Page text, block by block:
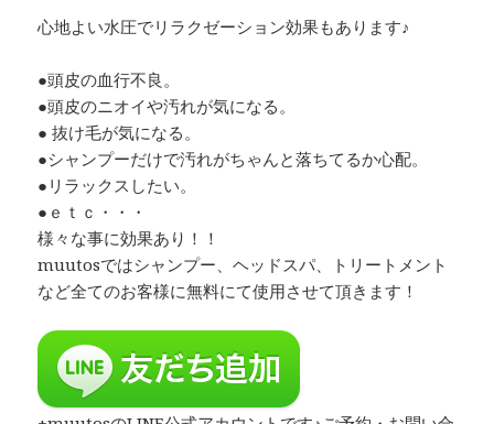
心地よい水圧でリラクゼーション効果もあります♪
●頭皮の血行不良。
●頭皮のニオイや汚れが気になる。
● 抜け毛が気になる。
●シャンプーだけで汚れがちゃんと落ちてるか心配。
●リラックスしたい。
●ｅｔｃ・・・
様々な事に効果あり！！
muutosではシャンプー、ヘッドスパ、トリートメント
など全てのお客様に無料にて使用させて頂きます！